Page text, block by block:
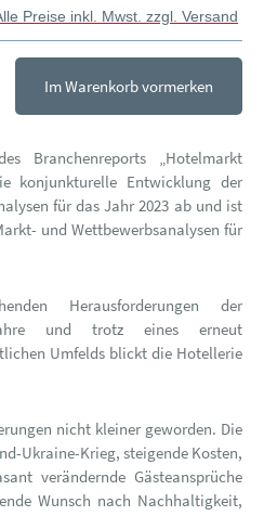
Preise inkl. Mwst. zzgl. Versand
Im Warenkorb vormerken
Branchenreports „Hotelmarkt
konjunkturelle Entwicklung der
für das Jahr 2023 ab und ist
und Wettbewerbsanalysen für
Herausforderungen der
Jahre und trotz eines erneut
Umfelds blickt die Hotellerie
nicht kleiner geworden. Die
Ukraine-Krieg, steigende Kosten,
verändernde Gästeansprüche
Wunsch nach Nachhaltigkeit,